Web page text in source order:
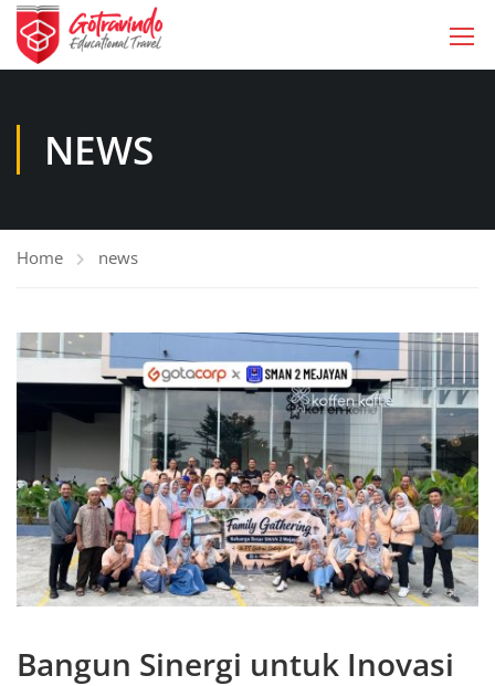
NEWS
Home news
Bangun Sinergi untuk Inovasi